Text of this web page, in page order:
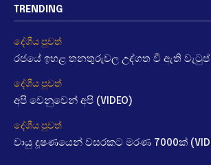
TRENDING
දේශීය පුවත්
රජයේ ඉහළ තනතුරුවල උද්ගත වී ඇති වැටුප්
දේශීය පුවත්
අපි වෙනුවෙන් අපි (VIDEO)
දේශීය පුවත්
වායු දූෂණයෙන් වසරකට මරණ 7000ක්